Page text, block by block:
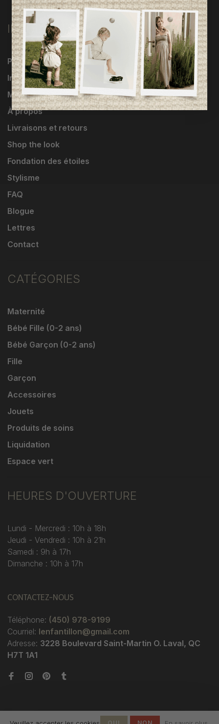
INFORMATIONS
Programme Loyauté
Influenceuses
Marques
À propos
Livraisons et retours
Shop the look
Fondation des étoiles
Stylisme
FAQ
Blogue
Lettres
Contact
CATÉGORIES
Maternité
Bébé Fille (0-2 ans)
Bébé Garçon (0-2 ans)
Fille
Garçon
Accessoires
Jouets
Produits de soins
Liquidation
Espace vert
HEURES D'OUVERTURE
Lundi - Mercredi : 10h à 18h
Jeudi - Vendredi : 10h à 21h
Samedi : 9h à 17h
Dimanche : 10h à 17h
CONTACTEZ-NOUS
Téléphone: (450) 978-9199
Courriel: lenfantillon@gmail.com
Adresse: 3228 Boulevard Saint-Martin O. Laval, QC
H7T 1A1